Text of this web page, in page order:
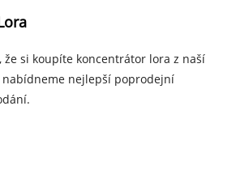
že si koupíte koncentrátor lora z naší
nabídneme nejlepší poprodejní